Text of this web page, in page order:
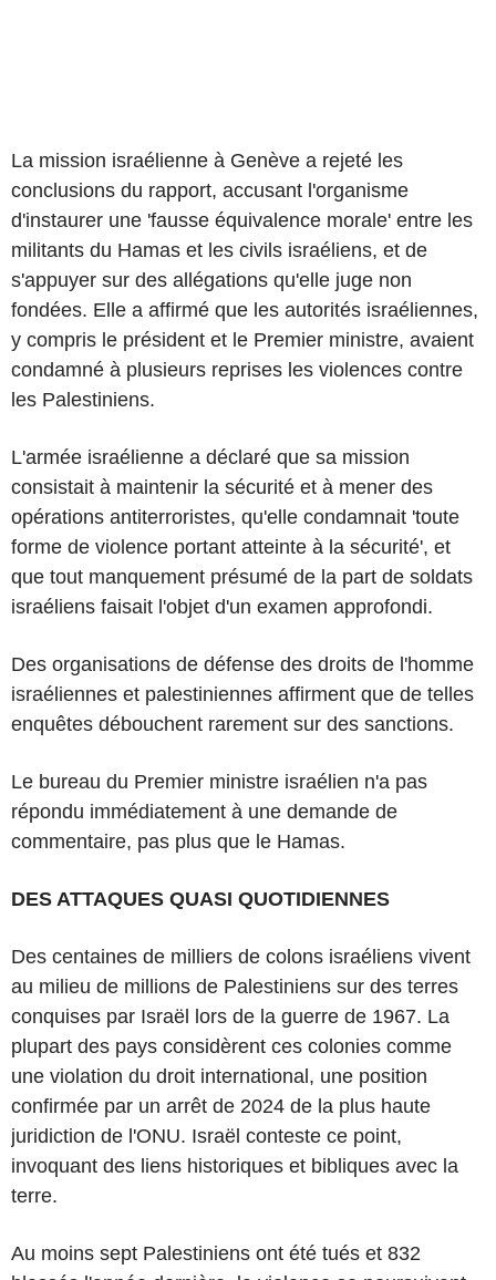
La mission israélienne à Genève a rejeté les
conclusions du rapport, accusant l'organisme
d'instaurer une 'fausse équivalence morale' entre les
militants du Hamas et les civils israéliens, et de
s'appuyer sur des allégations qu'elle juge non
fondées. Elle a affirmé que les autorités israéliennes,
y compris le président et le Premier ministre, avaient
condamné à plusieurs reprises les violences contre
les Palestiniens.
L'armée israélienne a déclaré que sa mission
consistait à maintenir la sécurité et à mener des
opérations antiterroristes, qu'elle condamnait 'toute
forme de violence portant atteinte à la sécurité', et
que tout manquement présumé de la part de soldats
israéliens faisait l'objet d'un examen approfondi.
Des organisations de défense des droits de l'homme
israéliennes et palestiniennes affirment que de telles
enquêtes débouchent rarement sur des sanctions.
Le bureau du Premier ministre israélien n'a pas
répondu immédiatement à une demande de
commentaire, pas plus que le Hamas.
DES ATTAQUES QUASI QUOTIDIENNES
Des centaines de milliers de colons israéliens vivent
au milieu de millions de Palestiniens sur des terres
conquises par Israël lors de la guerre de 1967. La
plupart des pays considèrent ces colonies comme
une violation du droit international, une position
confirmée par un arrêt de 2024 de la plus haute
juridiction de l'ONU. Israël conteste ce point,
invoquant des liens historiques et bibliques avec la
terre.
Au moins sept Palestiniens ont été tués et 832